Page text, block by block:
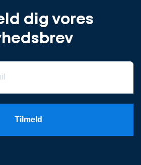
dig vores
Tilmeld